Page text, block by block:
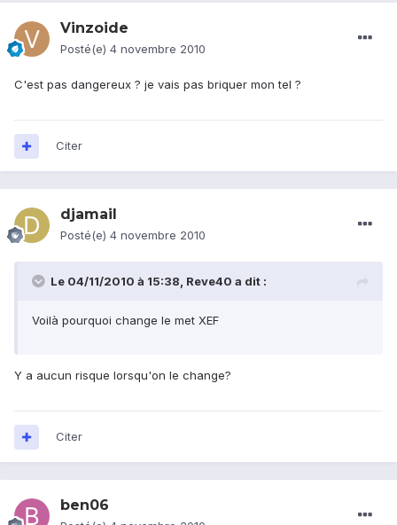
Vinzoide
Posté(e) 4 novembre 2010
C'est pas dangereux ? je vais pas briquer mon tel ?
Citer
djamail
Posté(e) 4 novembre 2010
Le 04/11/2010 à 15:38, Reve40 a dit :
Voilà pourquoi change le met XEF
Y a aucun risque lorsqu'on le change?
Citer
ben06